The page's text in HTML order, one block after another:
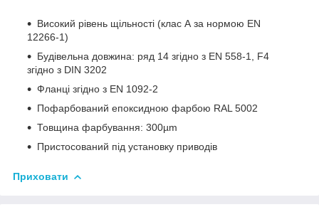
Високий рівень щільності (клас А за нормою EN
12266-1)
Будівельна довжина: ряд 14 згідно з EN 558-1, F4
згідно з DIN 3202
Фланці згідно з EN 1092-2
Пофарбований епоксидною фарбою RAL 5002
Товщина фарбування: 300µm
Пристосований під установку приводів
Приховати